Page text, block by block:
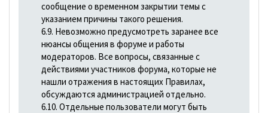
сообщение о временном закрытии темы с
указанием причины такого решения.
6.9. Невозможно предусмотреть заранее все
нюансы общения в форуме и работы
модераторов. Все вопросы, связанные с
действиями участников форума, которые не
нашли отражения в настоящих Правилах,
обсуждаются администрацией отдельно.
6.10. Отдельные пользователи могут быть